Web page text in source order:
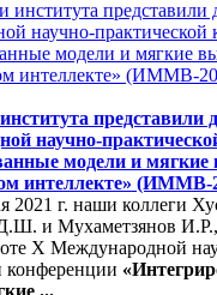
представили
научно-
модели и мягкие
интеллекте» (ИММВ-
2021 г. наши коллеги
и Мухаметзянов
X Международной
конференции
...